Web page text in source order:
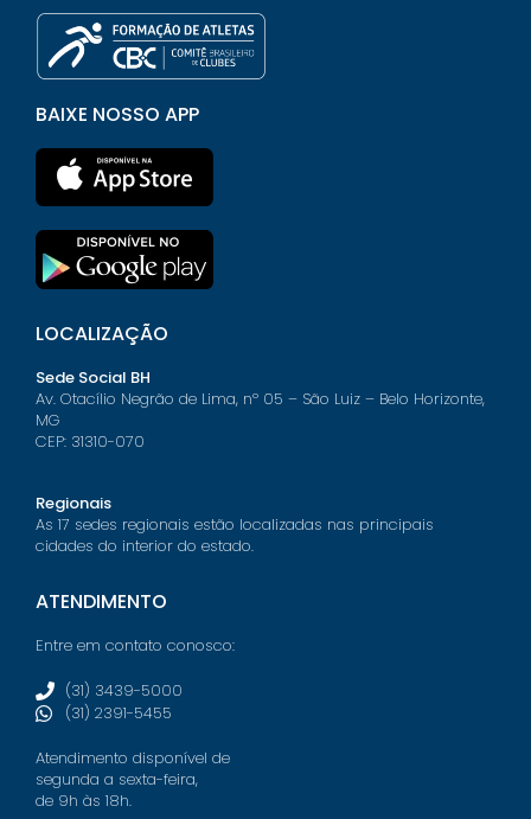
BAIXE NOSSO APP
LOCALIZAÇÃO
Sede Social BH
Av. Otacílio Negrão de Lima, nº 05 – São Luiz – Belo Horizonte,
MG
CEP: 31310-070
Regionais
As 17 sedes regionais estão localizadas nas principais
cidades do interior do estado.
ATENDIMENTO
Entre em contato conosco:
(31) 3439-5000
(31) 2391-5455
Atendimento disponível de
segunda a sexta-feira,
de 9h às 18h.